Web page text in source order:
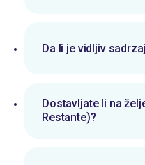
Da li je vidljiv
Dostavljate li na
Restante)?